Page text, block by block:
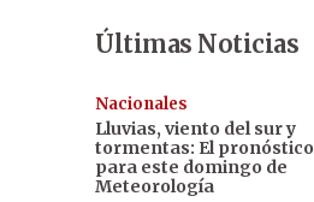
Últimas Noticias
Nacionales
Lluvias, viento del sur y
tormentas: El pronóstico
para este domingo de
Meteorología